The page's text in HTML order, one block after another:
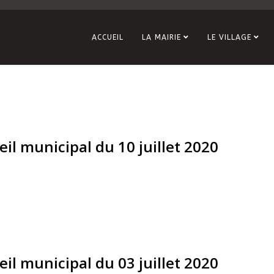
ACCUEIL LA MAIRIE LE VILLAGE
municipal du 10 juillet 2020
municipal du 03 juillet 2020